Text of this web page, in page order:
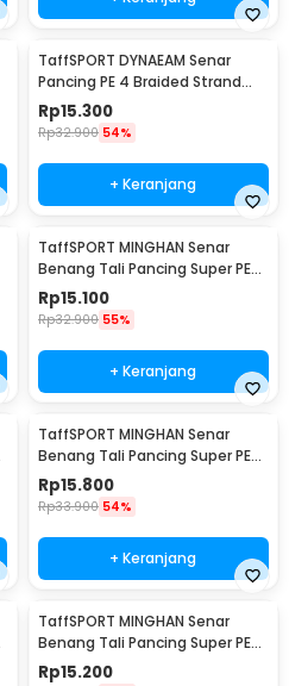
TaffSPORT DYNAEAM Senar
Pancing PE 4 Braided Strand
Fishing Line 100M 0.8 - FM10
Rp15.300
Rp32.900 54%
+ Keranjang
TaffSPORT MINGHAN Senar
Benang Tali Pancing Super PE
Braided Line 100M 0.4 - X4
Rp15.100
Rp32.900 55%
+ Keranjang
TaffSPORT MINGHAN Senar
Benang Tali Pancing Super PE
Braided Line 100M 1.0 - X4
Rp15.800
Rp33.900 54%
+ Keranjang
TaffSPORT MINGHAN Senar
Benang Tali Pancing Super PE
Braided Line 100M 3.0 - X4
Rp15.200